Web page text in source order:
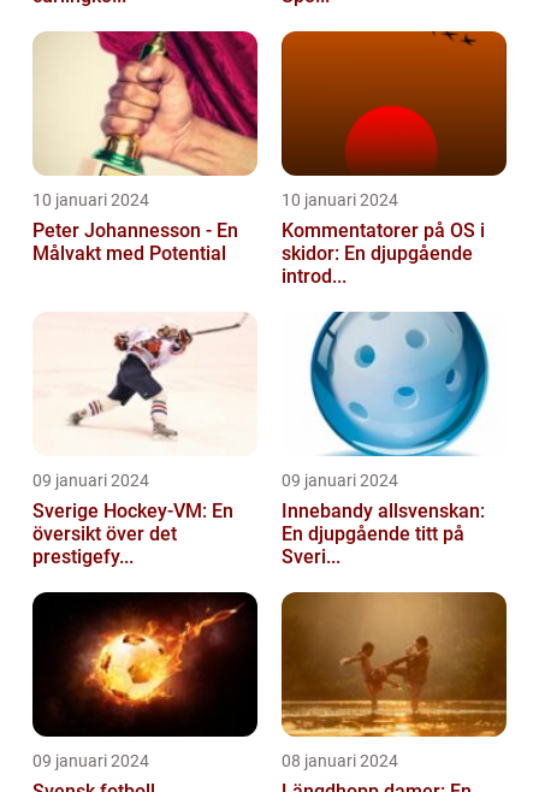
10 januari 2024
Peter Johannesson - En
Målvakt med Potential
10 januari 2024
Kommentatorer på OS i
skidor: En djupgående
introd...
09 januari 2024
Sverige Hockey-VM: En
översikt över det
prestigefy...
09 januari 2024
Innebandy allsvenskan:
En djupgående titt på
Sveri...
09 januari 2024 08 januari 2024